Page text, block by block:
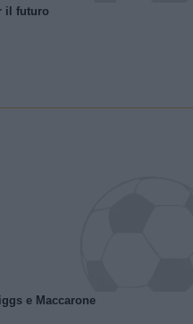
il futuro
e Maccarone